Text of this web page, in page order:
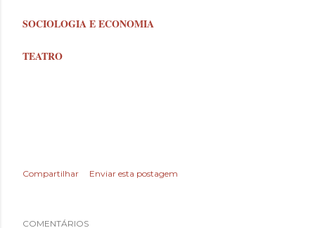
SOCIOLOGIA E ECONOMIA
TEATRO
Compartilhar Enviar esta postagem
COMENTÁRIOS